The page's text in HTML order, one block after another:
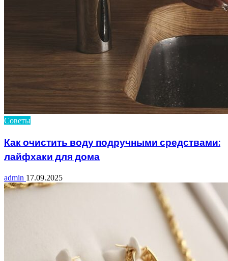
Советы
Как очистить воду подручными средствами:
лайфхаки для дома
admin 17.09.2025